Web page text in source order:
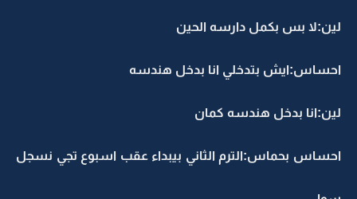
لين:لا بس بكمل دارسه الحين
احساس:ايش بتدخلي انا بدخل هندسه
لين:انا بدخل هندسه كمان
احساس بحماس:الترم الثاني بيبداء عقب اسبوع تجي نسجل